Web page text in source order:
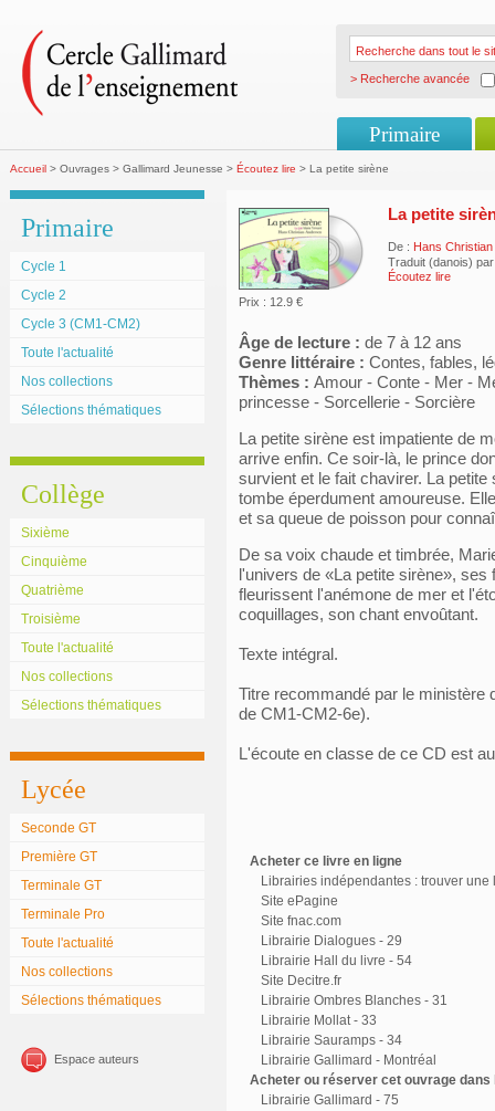
> Recherche avancée
Primaire
Accueil > Ouvrages > Gallimard Jeunesse > Écoutez lire > La petite sirène
Primaire
Cycle 1
Cycle 2
Cycle 3 (CM1-CM2)
Toute l'actualité
Nos collections
Sélections thématiques
Collège
Sixième
Cinquième
Quatrième
Troisième
Toute l'actualité
Nos collections
Sélections thématiques
Lycée
Seconde GT
Première GT
Terminale GT
Terminale Pro
Toute l'actualité
Nos collections
Sélections thématiques
Espace auteurs
Prix : 12.9 €
La petite
De : Hans
Traduit (danois)
Écoutez lire
Âge de lecture : de 7 à 12 ans
Genre littéraire : Contes, fables,
Thèmes : Amour - Conte - Mer -
princesse - Sorcellerie - Sorcière
La petite sirène est impatiente de
arrive enfin. Ce soir-là, le prince
survient et le fait chavirer. La
tombe éperdument amoureuse.
et sa queue de poisson pour
De sa voix chaude et timbrée,
l'univers de «La petite sirène»,
fleurissent l'anémone de mer et
coquillages, son chant envoûtant.
Texte intégral.
Titre recommandé par le ministère
de CM1-CM2-6e).
L'écoute en classe de ce CD est
Acheter ce livre en ligne
Librairies indépendantes : trouver une
Site ePagine
Site fnac.com
Librairie Dialogues - 29
Librairie Hall du livre - 54
Site Decitre.fr
Librairie Ombres Blanches - 31
Librairie Mollat - 33
Librairie Sauramps - 34
Librairie Gallimard - Montréal
Acheter ou réserver cet ouvrage
Librairie Gallimard - 75